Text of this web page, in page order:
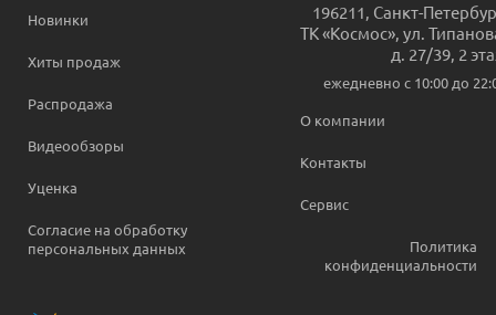
Новинки
Хиты продаж
Распродажа
Видеообзоры
Уценка
Согласие на обработку
персональных данных
196211, Санкт-
ТК «Космос», ул.
д. 27/39, 2
ежедневно c 10:00 до
О компании
Контакты
Сервис
Политика
конфиденциальности